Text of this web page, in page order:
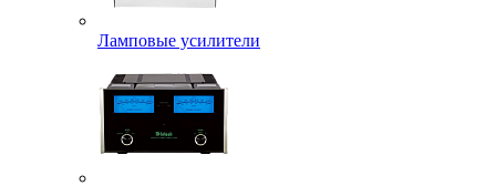
Ламповые усилители